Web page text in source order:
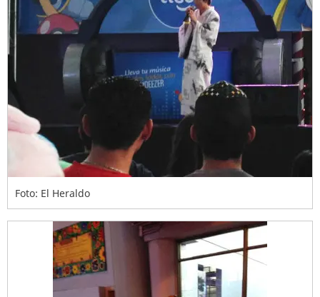
Foto: El Heraldo